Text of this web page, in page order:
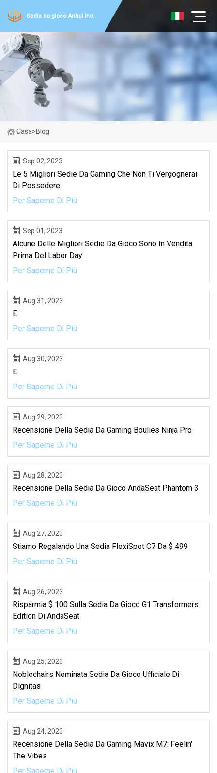
Sedia da gioco Anhui Inc.
Casa>Blog
Sep 02, 2023
Le 5 Migliori Sedie Da Gaming Che Non Ti Vergognerai
Di Possedere
Per Saperne Di Più
Sep 01, 2023
Alcune Delle Migliori Sedie Da Gioco Sono In Vendita
Prima Del Labor Day
Per Saperne Di Più
Aug 31, 2023
E
Per Saperne Di Più
Aug 30, 2023
E
Per Saperne Di Più
Aug 29, 2023
Recensione Della Sedia Da Gaming Boulies Ninja Pro
Per Saperne Di Più
Aug 28, 2023
Recensione Della Sedia Da Gioco AndaSeat Phantom 3
Per Saperne Di Più
Aug 27, 2023
Stiamo Regalando Una Sedia FlexiSpot C7 Da $ 499
Per Saperne Di Più
Aug 26, 2023
Risparmia $ 100 Sulla Sedia Da Gioco G1 Transformers
Edition Di AndaSeat
Per Saperne Di Più
Aug 25, 2023
Noblechairs Nominata Sedia Da Gioco Ufficiale Di
Dignitas
Per Saperne Di Più
Aug 24, 2023
Recensione Della Sedia Da Gaming Mavix M7: Feelin'
The Vibes
Per Saperne Di Più